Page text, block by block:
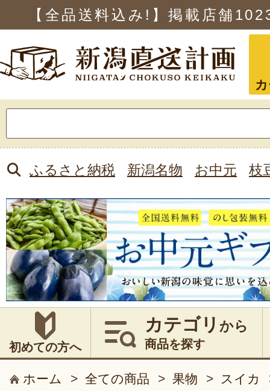
【全品送料込み!】掲載店舗
索:
ふるさと納税 新潟名物 お中元 枝
初めての方へ
カテゴリ から
商品を探す
ホーム > 全ての商品 > 果物 > スイカ